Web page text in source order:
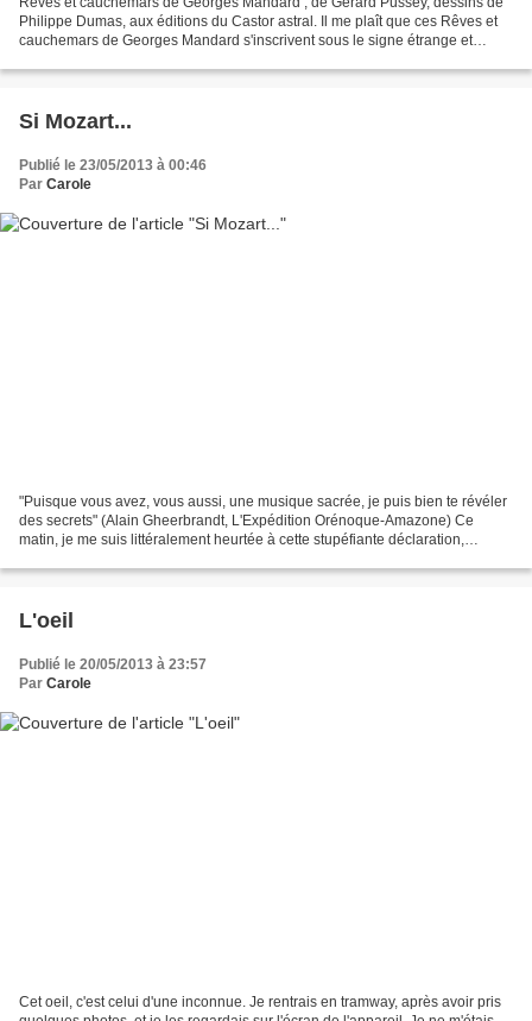
Philippe Dumas, aux éditions du Castor astral. Il me plaît que ces Rêves et
cauchemars de Georges Mandard s'inscrivent sous le signe étrange et
Si Mozart...
Publié le 23/05/2013 à 00:46
Par Carole
"Puisque vous avez, vous aussi, une musique sacrée, je puis bien te révéler
des secrets" (Alain Gheerbrandt, L'Expédition Orénoque-Amazone) Ce
matin, je me suis littéralement heurtée à cette stupéfiante déclaration,
L'oeil
Publié le 20/05/2013 à 23:57
Par Carole
Cet oeil, c'est celui d'une inconnue. Je rentrais en tramway, après avoir pris